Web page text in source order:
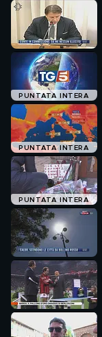
PUNTATA INTERA
PUNTATA INTERA
PUNTATA INTERA